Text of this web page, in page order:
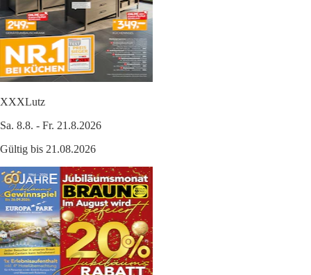
XXXLutz
Sa. 8.8. - Fr. 21.8.2026
Gültig bis 21.08.2026